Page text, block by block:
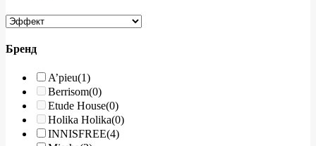
Бренд
A’pieu(1)
Berrisom(0)
Etude House(0)
Holika Holika(0)
INNISFREE(4)